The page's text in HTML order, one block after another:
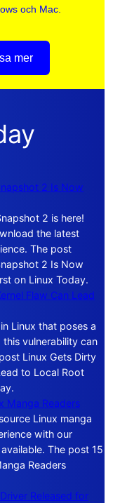
och Mac.
mer
2 Is Now
2 is here!
the latest
The post
2 Is Now
on Linux Today.
Flaw Can Lead
Linux that poses a
vulnerability can
Linux Gets Dirty
to Local Root
Manga Readers
Linux manga
with our
The post 15
Readers
Released for